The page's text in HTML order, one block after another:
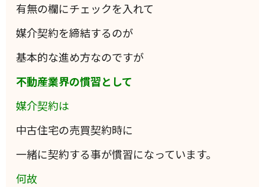
有無の欄にチェックを入れて
媒介契約を締結するのが
基本的な進め方なのですが
不動産業界の慣習として
媒介契約は
中古住宅の売買契約時に
一緒に契約する事が慣習になっています。
何故